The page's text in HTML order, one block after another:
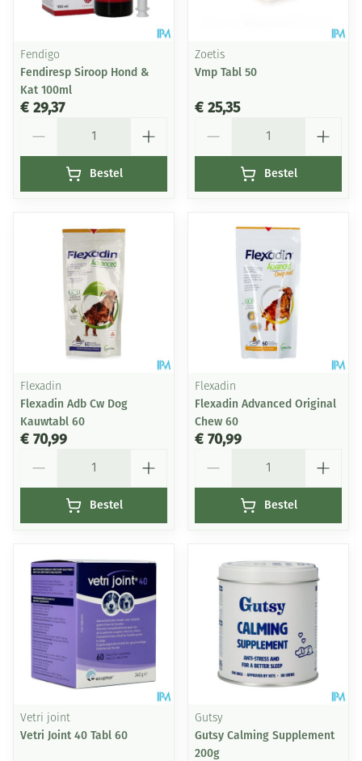
Fendigo
Fendiresp Siroop Hond &
Kat 100ml
€ 29,37
Bestel
Zoetis
Vmp Tabl 50
€ 25,35
Bestel
Flexadin
Flexadin Adb Cw Dog
Kauwtabl 60
€ 70,99
Bestel
Flexadin
Flexadin Advanced Original
Chew 60
€ 70,99
Bestel
Vetri joint
Vetri Joint 40 Tabl 60
Gutsy
Gutsy Calming Supplement
200g